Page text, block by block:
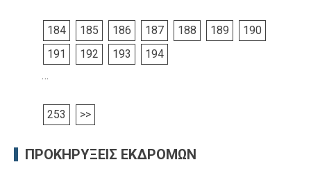
184 185 186 187 188 189
190
191
192 193
194
…
253 >>
ΠΡΟΚΗΡΥΞΕΙΣ ΕΚΔΡΟΜΩΝ